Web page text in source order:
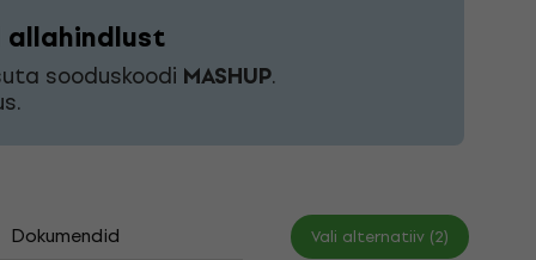
sooduskoodi MASHUP.
Dokumendid Vali alternatiiv (2)